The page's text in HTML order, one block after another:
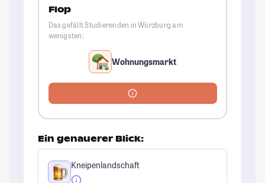
Flop
Das gefällt Studierenden in Würzburg am
wenigsten:
Wohnungsmarkt
Ein genauerer Blick:
Kneipenlandschaft